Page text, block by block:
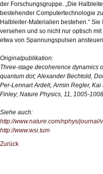
der Forschungsgruppe. „Die
bestehender Computertechnologie
Halbleiter-Materialien bestehen.“
versehen und so nicht nur optisch
etwa von Spannungspulsen
Originalpublikation:
Three-stage decoherence dynamics
quantum dot; Alexander Bechtold,
Per-Lennart Ardelt, Armin Regler,
Finley; Nature Physics, 11, 1005-
Siehe auch:
http://www.nature.com/nphys/
http://www.wsi.tum
Zurück